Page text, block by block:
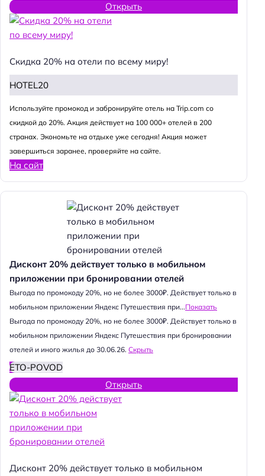
Открыть
Скидка 20% на отели по всему миру!
HOTEL20
Используйте промокод и забронируйте отель на Trip.com со
скидкой до 20%. Акция действует на 100 000+ отелей в 200
странах. Экономьте на отдыхе уже сегодня! Акция может
завершиться заранее, проверяйте на сайте.
На сайт
Дисконт 20% действует только в мобильном
приложении при бронировании отелей
Выгода по промокоду 20%, но не более 3000₽. Действует только в
мобильном приложении Яндекс Путешествия при...Показать
Выгода по промокоду 20%, но не более 3000₽. Действует только в
мобильном приложении Яндекс Путешествия при бронировании
отелей и иного жилья до 30.06.26. Скрыть
ETO-POVOD
Открыть
Дисконт 20% действует только в мобильном